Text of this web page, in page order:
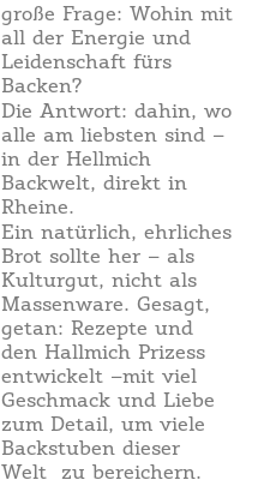
große Frage: Wohin mit
all der Energie und
Leidenschaft fürs
Backen?
Die Antwort: dahin, wo
alle am liebsten sind –
in der Hellmich
Backwelt, direkt in
Rheine.
Ein natürlich, ehrliches
Brot sollte her – als
Kulturgut, nicht als
Massenware. Gesagt,
getan: Rezepte und
den Hallmich Prizess
entwickelt –mit viel
Geschmack und Liebe
zum Detail, um viele
Backstuben dieser
Welt
zu bereichern.